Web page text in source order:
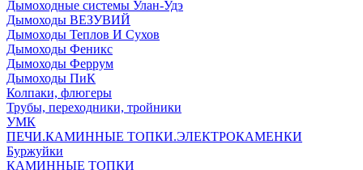
Дымоходные системы Улан-Удэ
Дымоходы ВЕЗУВИЙ
Дымоходы Теплов И Сухов
Дымоходы Феникс
Дымоходы Феррум
Дымоходы ПиК
Колпаки, флюгеры
Трубы, переходники, тройники
УМК
ПЕЧИ.КАМИННЫЕ ТОПКИ.ЭЛЕКТРОКАМЕНКИ
Буржуйки
КАМИННЫЕ ТОПКИ